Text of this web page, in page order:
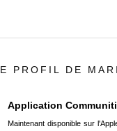
PROFIL DE
Application Communiti
Maintenant disponible sur